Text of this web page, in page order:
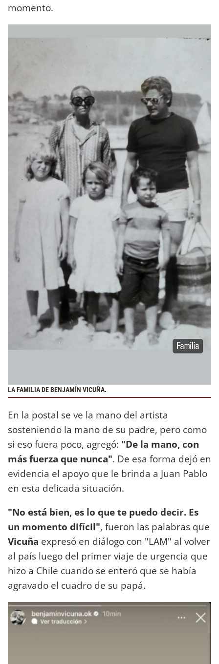
momento.
LA FAMILIA DE BENJAMÍN VICUÑA.
En la postal se ve la mano del artista
sosteniendo la mano de su padre, pero como
si eso fuera poco, agregó: "De la mano, con
más fuerza que nunca". De esa forma dejó en
evidencia el apoyo que le brinda a Juan Pablo
en esta delicada situación.
"No está bien, es lo que te puedo decir. Es
un momento difícil", fueron las palabras que
Vicuña expresó en diálogo con "LAM" al volver
al país luego del primer viaje de urgencia que
hizo a Chile cuando se enteró que se había
agravado el cuadro de su papá.